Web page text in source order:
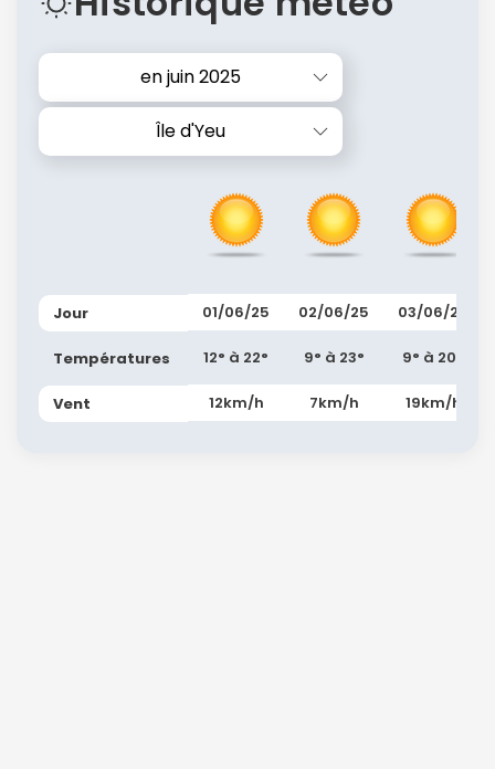
en juin 2025
Île d'Yeu
Jour
Températures
Vent
01/06/25
12° à 22°
12km/h
02/06/25
9° à 23°
7km/h
03/06/25
9° à 20°
19km/h